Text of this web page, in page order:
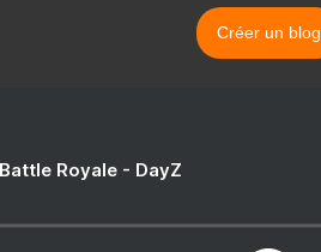
Créer un blog
Royale - DayZ